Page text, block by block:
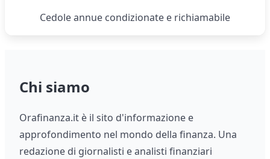
Cedole annue condizionate e richiamabile
Chi siamo
Orafinanza.it è il sito d'informazione e
approfondimento nel mondo della finanza. Una
redazione di giornalisti e analisti finanziari